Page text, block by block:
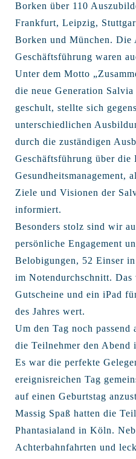
Borken über 110
Frankfurt, Leipzig,
Borken und München. Die
Geschäftsführung waren
Unter dem Motto
die neue Generation
geschult, stellte sich
unterschiedlichen
durch die zuständigen
Geschäftsführung über die
Gesundheitsmanagement,
Ziele und Visionen der
informiert.
Besonders stolz sind wir
persönliche Engagement
Belobigungen, 52 Einser
im Notendurchschnitt. Das
Gutscheine und ein iPad
des Jahres wert.
Um den Tag noch passend
die Teilnehmer den
Es war die perfekte
ereignisreichen Tag
auf einen Geburtstag
Massig Spaß hatten die
Phantasialand in Köln.
Achterbahnfahrten und